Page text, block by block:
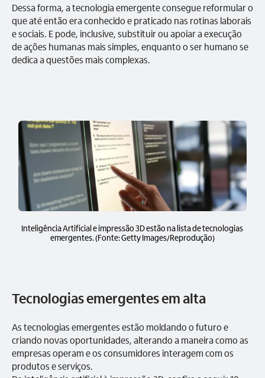
Dessa forma, a tecnologia emergente consegue reformular o
que até então era conhecido e praticado nas rotinas laborais
e sociais. E pode, inclusive, substituir ou apoiar a execução
de ações humanas mais simples, enquanto o ser humano se
dedica a questões mais complexas.
Inteligência Artificial e impressão 3D estão na lista de tecnologias
emergentes. (Fonte: Getty Images/Reprodução)
Tecnologias emergentes em alta
As tecnologias emergentes estão moldando o futuro e
criando novas oportunidades, alterando a maneira como as
empresas operam e os consumidores interagem com os
produtos e serviços.